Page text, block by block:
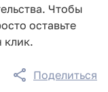
Чтобы
оставьте
клик.
Поделиться